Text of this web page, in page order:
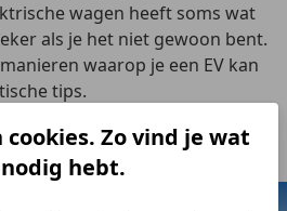
Zo vind je wat
hebt.
wagen heeft soms wat
als je het niet gewoon bent.
waarop je een EV kan
tips.
wagen (EV) opladen?